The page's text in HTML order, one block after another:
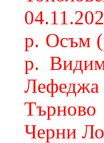
р. Осъм
р.
Лефеджа
Черни